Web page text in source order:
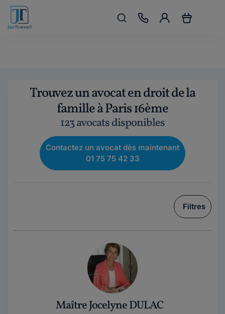
Trouvez un avocat en droit de la
famille à Paris 16ème
123 avocats disponibles
Contactez un avocat dès maintenant
01 75 75 42 33
Filtres
Maître Jocelyne DULAC